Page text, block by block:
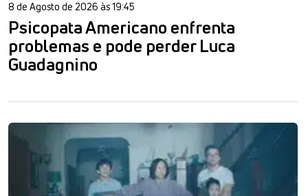
8 de Agosto de 2026 às 19:45
Psicopata Americano enfrenta
problemas e pode perder Luca
Guadagnino